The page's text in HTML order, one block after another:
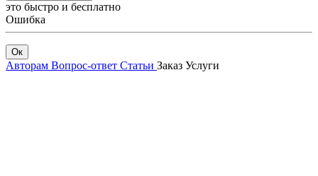
это быстро и бесплатно
Ошибка
Ок
Авторам Вопрос-ответ Статьи Заказ Услуги